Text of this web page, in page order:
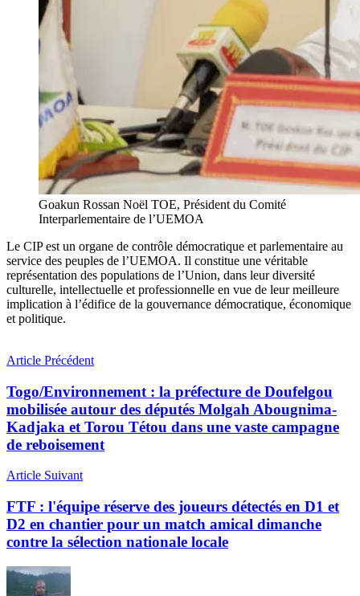
Goakun Rossan Noël TOE, Président du Comité
Interparlementaire de l’UEMOA
Le CIP est un organe de contrôle démocratique et parlementaire au
service des peuples de l’UEMOA. Il constitue une véritable
représentation des populations de l’Union, dans leur diversité
culturelle, intellectuelle et professionnelle en vue de leur meilleure
implication à l’édifice de la gouvernance démocratique, économique
et politique.
Article Précédent
Togo/Environnement : la préfecture de Doufelgou
mobilisée autour des députés Molgah Abougnima-
Kadjaka et Torou Tétou dans une vaste campagne
de reboisement
Article Suivant
FTF : l'équipe réserve des joueurs détectés en D1 et
D2 en chantier pour un match amical dimanche
contre la sélection nationale locale